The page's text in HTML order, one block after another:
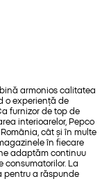
armonios calitatea
o experiență de
furnizor de top de
interioarelor, Pepco
cât și în multe
în fiecare
adaptăm continuu
consumatorilor. La
pentru a răspunde